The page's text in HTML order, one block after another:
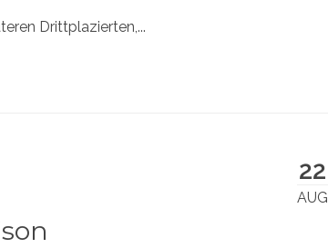
Drittplazierten,...
22
AUG